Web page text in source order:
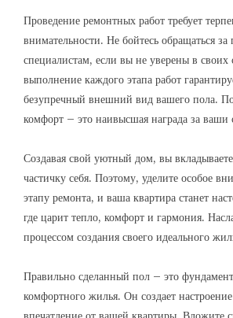
Проведение ремонтных работ требует
внимательности. Не бойтесь обращаться
специалистам, если вы не уверены в своих
выполнение каждого этапа работ
безупречный внешний вид вашего пола.
комфорт – это наивысшая награда за ваши
Создавая свой уютный дом, вы
частичку себя. Поэтому, уделите особое
этапу ремонта, и ваша квартира станет
где царит тепло, комфорт и гармония.
процессом создания своего идеального
Правильно сделанный пол – это
комфортного жилья. Он создает